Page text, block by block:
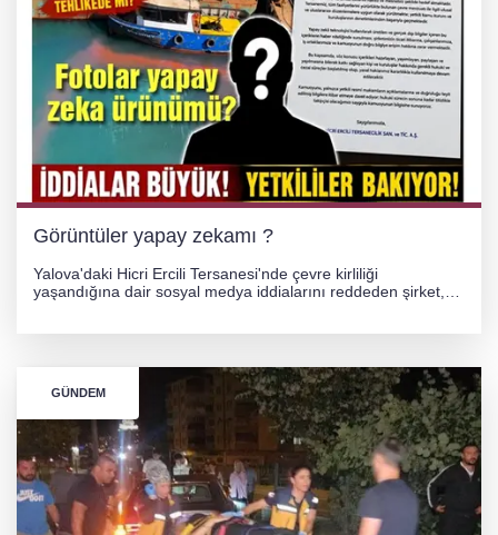
Görüntüler yapay zekamı ?
Yalova'daki Hicri Ercili Tersanesi'nde çevre kirliliği
yaşandığına dair sosyal medya iddialarını reddeden şirket,
GÜNDEM